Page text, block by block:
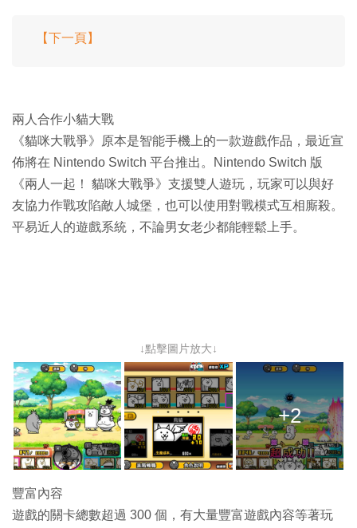
【下一頁】
兩人合作小貓大戰
《貓咪大戰爭》原本是智能手機上的一款遊戲作品，最近宣
佈將在 Nintendo Switch 平台推出。Nintendo Switch 版
《兩人一起！ 貓咪大戰爭》支援雙人遊玩，玩家可以與好
友協力作戰攻陷敵人城堡，也可以使用對戰模式互相廝殺。
平易近人的遊戲系統，不論男女老少都能輕鬆上手。
↓點擊圖片放大↓
+2
豐富內容
遊戲的關卡總數超過 300 個，有大量豐富遊戲內容等著玩